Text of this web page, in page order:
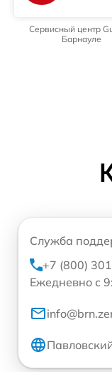
Сервисный центр
Барнауле
Служба
+7 (800)
Ежедневно с